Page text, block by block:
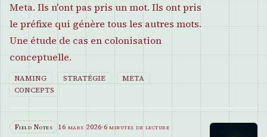
Meta. Ils n'ont pas pris un mot. Ils ont pris
le préfixe qui génère tous les autres mots.
Une étude de cas en colonisation
conceptuelle.
NAMING STRATÉGIE
META
CONCEPTS
Field Notes 16 mars 2026·6 minutes de lecture